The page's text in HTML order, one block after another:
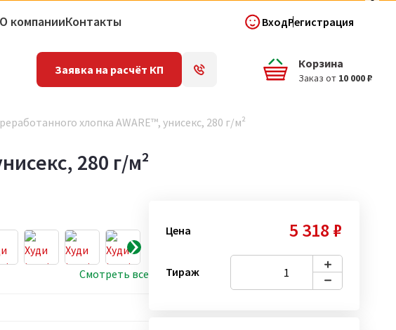
компанииКонтакты ВходРегистрация
Корзина
Заказ от 10 000 ₽
Заявка на расчёт КП
хлопка AWARE™, унисекс, 280 г/м²
280 г/м²
Смотреть все
Цена 5 318 ₽
Тираж